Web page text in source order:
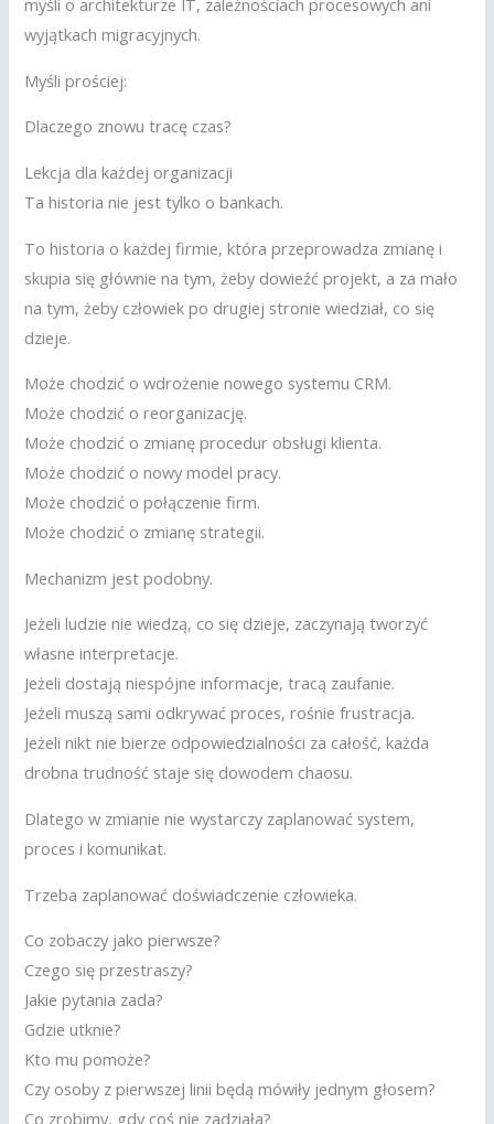
myśli o architekturze IT, zależnościach procesowych ani
wyjątkach migracyjnych.
Myśli prościej:
Dlaczego znowu tracę czas?
Lekcja dla każdej organizacji
Ta historia nie jest tylko o bankach.
To historia o każdej firmie, która przeprowadza zmianę i
skupia się głównie na tym, żeby dowieźć projekt, a za mało
na tym, żeby człowiek po drugiej stronie wiedział, co się
dzieje.
Może chodzić o wdrożenie nowego systemu CRM.
Może chodzić o reorganizację.
Może chodzić o zmianę procedur obsługi klienta.
Może chodzić o nowy model pracy.
Może chodzić o połączenie firm.
Może chodzić o zmianę strategii.
Mechanizm jest podobny.
Jeżeli ludzie nie wiedzą, co się dzieje, zaczynają tworzyć
własne interpretacje.
Jeżeli dostają niespójne informacje, tracą zaufanie.
Jeżeli muszą sami odkrywać proces, rośnie frustracja.
Jeżeli nikt nie bierze odpowiedzialności za całość, każda
drobna trudność staje się dowodem chaosu.
Dlatego w zmianie nie wystarczy zaplanować system,
proces i komunikat.
Trzeba zaplanować doświadczenie człowieka.
Co zobaczy jako pierwsze?
Czego się przestraszy?
Jakie pytania zada?
Gdzie utknie?
Kto mu pomoże?
Czy osoby z pierwszej linii będą mówiły jednym głosem?
Co zrobimy, gdy coś nie zadziała?